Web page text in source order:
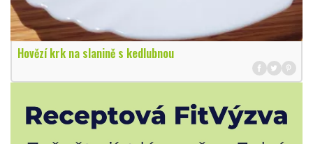
Hovězí krk na slanině s kedlubnou